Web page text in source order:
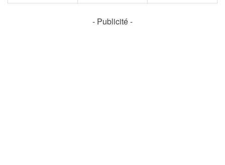
- Publicité -